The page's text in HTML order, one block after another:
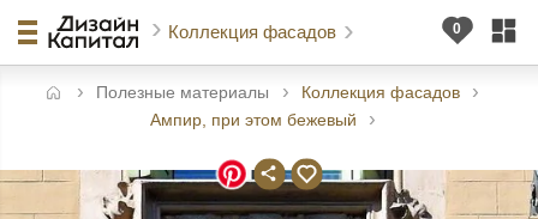
Коллекция фасадов
Полезные материалы
Коллекция фасадов
Ампир, при этом бежевый